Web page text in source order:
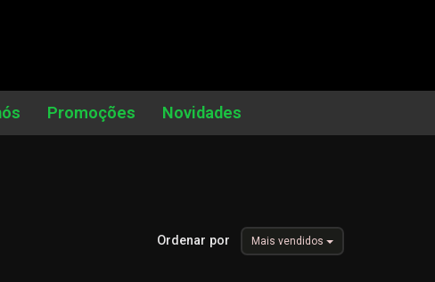
Promoções Novidades
Ordenar por Mais vendidos